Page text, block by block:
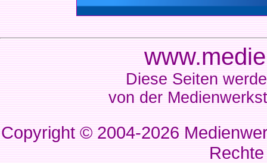
Diese Seiten
von der
Copyright © 2004-2026